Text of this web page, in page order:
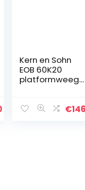
Kern en Sohn
EOB 60K20
platformweegs
€